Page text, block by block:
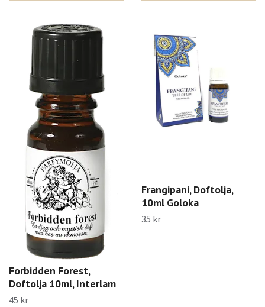
Forbidden Forest,
Doftolja 10ml, Interlam
45 kr
Frangipani, Doftolja,
10ml Goloka
35 kr